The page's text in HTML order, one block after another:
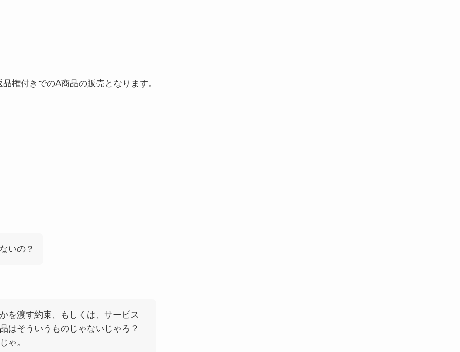
権付きでのA商品の販売となります。
いの？
を渡す約束、もしくは、サービス
はそういうものじゃないじゃろ？
ゃ。